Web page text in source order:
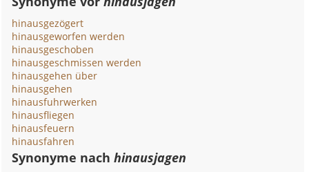
hinausgezögert
hinausgeworfen werden
hinausgeschoben
hinausgeschmissen werden
hinausgehen über
hinausgehen
hinausfuhrwerken
hinausfliegen
hinausfeuern
hinausfahren
Synonyme nachhinausjagen